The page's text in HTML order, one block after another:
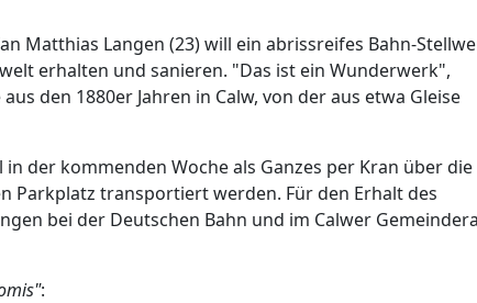
Matthias Langen (23) will ein abrissreifes Bahn-
erhalten und sanieren. "Das ist ein Wunderwerk",
den 1880er Jahren in Calw, von der aus etwa Gleise
in der kommenden Woche als Ganzes per Kran über die
Parkplatz transportiert werden. Für den Erhalt des
bei der Deutschen Bahn und im Calwer
: